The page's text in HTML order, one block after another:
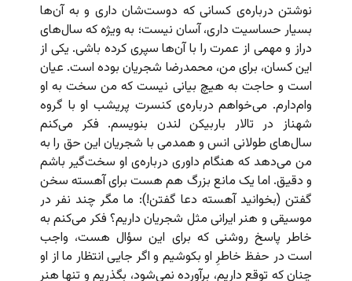
نوشتن درباره‌ی کسانی که دوست‌شان داری و به آن‌ها
بسیار حساسیت داری، آسان نیست؛ به ویژه که سال‌های
دراز و مهمی از عمرت را با آن‌ها سپری کرده باشی. یکی از
این کسان، برای من، محمدرضا شجریان بوده است. عیان
است و حاجت به هیچ بیانی نیست که من سخت به او
وام‌دارم. می‌خواهم درباره‌ی کنسرت پریشب او با گروه
شهناز در تالار باربیکن لندن بنویسم. فکر می‌کنم
سال‌های طولانی انس و همدمی با شجریان این حق را به
من می‌دهد که هنگام داوری درباره‌ی او سخت‌گیر باشم
و دقیق. اما یک مانع بزرگ هم هست برای آهسته سخن
گفتن (بخوانید آهسته دعا گفتن!): ما مگر چند نفر در
موسیقی و هنر ایرانی مثل شجریان داریم؟ فکر می‌کنم به
خاطر پاسخ روشنی که برای این سؤال هست، واجب
است در حفظ خاطرِ او بکوشیم و اگر جایی انتظار ما از او
چنان که توقع داریم، برآورده نمی‌شود، بگذریم و تنها هنر